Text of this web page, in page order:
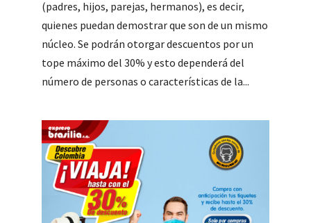
(padres, hijos, parejas, hermanos), es decir,
quienes puedan demostrar que son de un mismo
núcleo. Se podrán otorgar descuentos por un
tope máximo del 30% y esto dependerá del
número de personas o características de la...